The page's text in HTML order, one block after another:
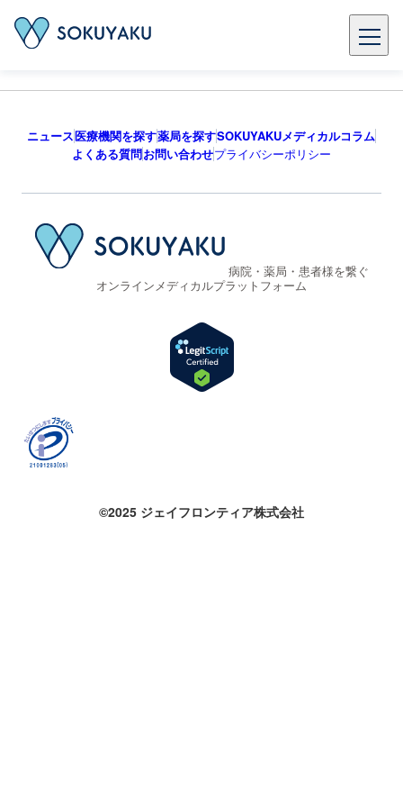
ニュース医療機関を探す薬局を探すSOKUYAKUメディカルコラム
よくある質問お問い合わせプライバシーポリシー
病院・薬局・患者様を繋ぐ
オンラインメディカルプラットフォーム
©2025 ジェイフロンティア株式会社